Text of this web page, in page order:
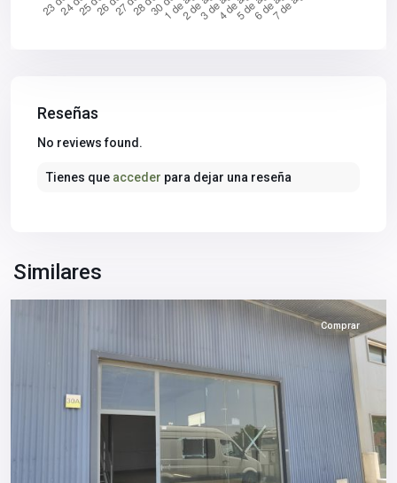
Reseñas
No reviews found.
Tienes que acceder para dejar una reseña
Similares
Polígono
Industrial
Bollullos
Sevilla
provincia
Comprar